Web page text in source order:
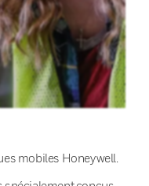
mobiles Honeywell.